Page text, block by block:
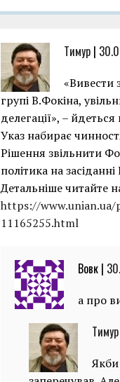
Тимур |
«Вивести
групі В.Фокіна,
делегації», –
Указ набирає
Рішення звільнити
політика на
Детальніше читайте
https://
11165255.html
Вовк |
а про
Тимур